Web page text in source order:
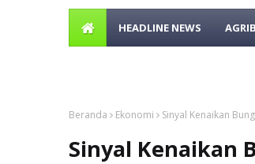
HEADLINE NEWS
Beranda Ekonomi Sinyal Kenaikan
Sinyal Kenaikan